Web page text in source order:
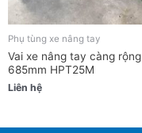
Phụ tùng xe nâng tay
Vai xe nâng tay càng rộng
685mm HPT25M
Liên hệ